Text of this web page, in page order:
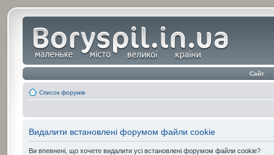
Сайт ‹
Список форумів
Видалити встановлені форумом файли cookie
Ви впевнені, що хочете видалити усі встановлені форумом файли cookie?